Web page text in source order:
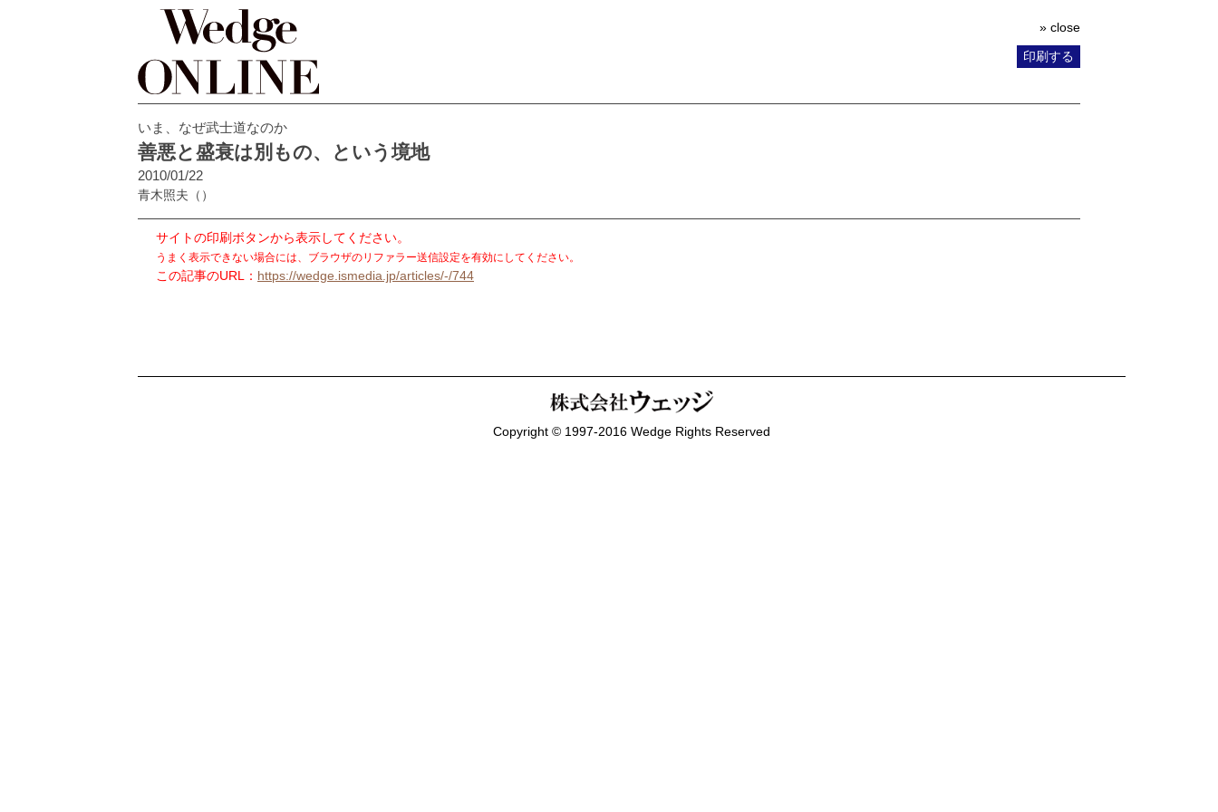
» close
印刷する
いま、なぜ武士道なのか
善悪と盛衰は別もの、という境地
2010/01/22
青木照夫 （）
サイトの印刷ボタンから表示してください。
うまく表示できない場合には、ブラウザのリファラー送信設定を有効にしてください。
この記事のURL： https://wedge.ismedia.jp/articles/-/744
Copyright © 1997-2016 Wedge Rights Reserved